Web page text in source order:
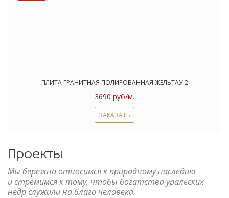
ПЛИТА ГРАНИТНАЯ ПОЛИРОВАННАЯ ЖЕЛЬТАУ-2
3690 руб/м.
ЗАКАЗАТЬ
Проекты
Мы бережно относимся к природному наследию
и стремимся к тому, чтобы богатства уральских
недр служили на благо человека.